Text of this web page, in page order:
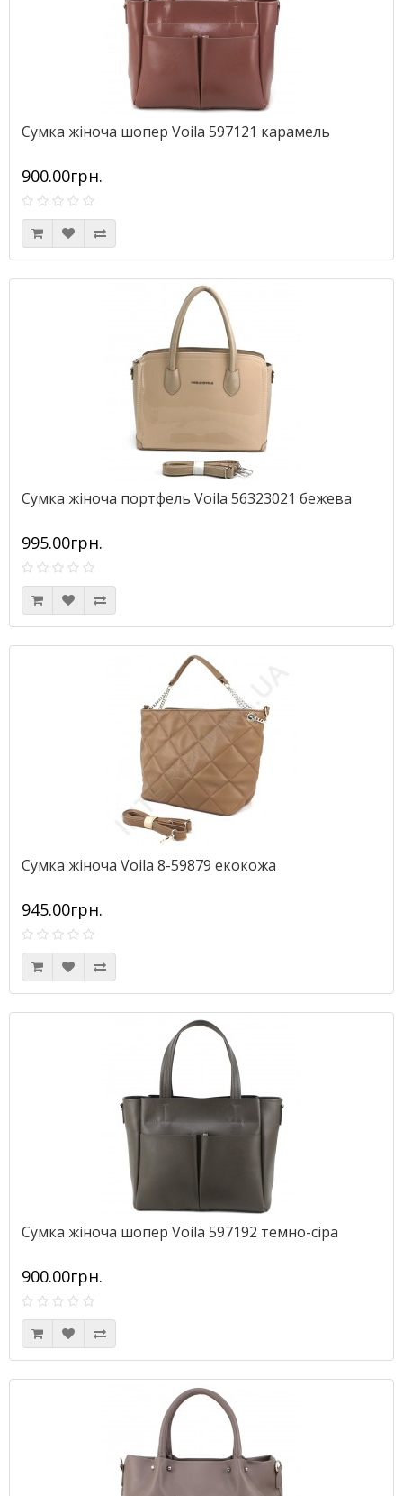
Сумка жіноча шопер Voila 597121 карамель
900.00грн.
Сумка жіноча портфель Voila 56323021 бежева
995.00грн.
Сумка жіноча Voila 8-59879 екокожа
945.00грн.
Сумка жіноча шопер Voila 597192 темно-сіра
900.00грн.